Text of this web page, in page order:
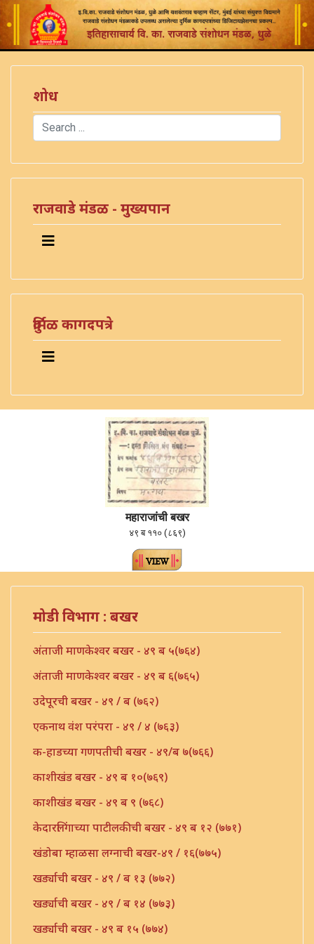
शोध
Search
राजवाडे मंडळ - मुख्यपान
दुर्मिळ कागदपत्रे
महाराजांची बखर
४९ ब ११० (८६९)
मोडी विभाग : बखर
अंताजी माणकेश्वर बखर - ४९ ब ५(७६४)
अंताजी माणकेश्वर बखर - ४९ ब ६(७६५)
उदेपूरची बखर - ४९ / ब (७६२)
एकनाथ वंश परंपरा - ४९ / ४ (७६३)
क-हाडच्या गणपतीची बखर - ४९/ब ७(७६६)
काशीखंड बखर - ४९ ब १०(७६९)
काशीखंड बखर - ४९ ब ९ (७६८)
केदारलिंगाच्या पाटीलकीची बखर - ४९ ब १२ (७७१)
खंडोबा म्हाळसा लग्नाची बखर-४९ / १६(७७५)
खर्ड्याची बखर - ४९ / ब १३ (७७२)
खर्ड्याची बखर - ४९ / ब १४ (७७३)
खर्ड्याची बखर - ४९ ब १५ (७७४)